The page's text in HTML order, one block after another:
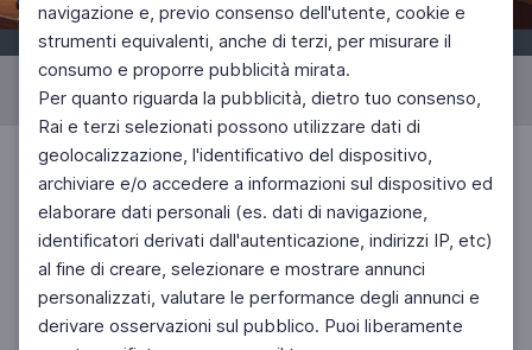
navigazione e, previo consenso dell'utente, cookie e
strumenti equivalenti, anche di terzi, per misurare il
consumo e proporre pubblicità mirata.
Per quanto riguarda la pubblicità, dietro tuo consenso,
Rai e terzi selezionati possono utilizzare dati di
geolocalizzazione, l'identificativo del dispositivo,
archiviare e/o accedere a informazioni sul dispositivo ed
elaborare dati personali (es. dati di navigazione,
identificatori derivati dall'autenticazione, indirizzi IP, etc)
al fine di creare, selezionare e mostrare annunci
personalizzati, valutare le performance degli annunci e
derivare osservazioni sul pubblico. Puoi liberamente
1 Concerto n.8 - Stagione 2022/2023